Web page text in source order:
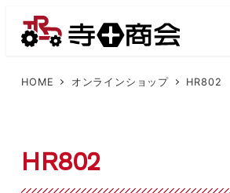
HOME オンラインショップ HR802
HR802